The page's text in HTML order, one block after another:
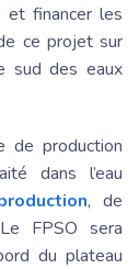
et financer les
ce projet sur
sud des eaux
de production
dans l’eau
, de
FPSO sera
du plateau